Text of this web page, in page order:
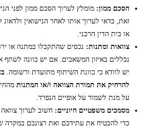
הסכם ממון: מומלץ לערוך הסכם ממון לפני
זאת, כדאי לערוך אותו לאחר הנישואין
או בית הדין הרבני.
צוואות ומתנות: נכסים שהתקבלו במתנה או
נכללים באיזון המשאבים. אם יש כוונה לשתף
יש לוודא כי כוונת השיתוף מתועדת ורשומה.
להרחיק את תמורת הצוואה ו/או המתנות
על מנת לשמור על אופיים הנפרד.
מסמכים משפטיים חיוניים: חשוב לערוך
כדי להבטיח את עתידכם ואת רצונכם במקרה